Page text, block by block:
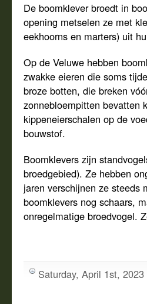
De boomklever broedt in
opening metselen ze met
eekhoorns en marters) uit
Op de Veluwe hebben
zwakke eieren die soms
broze botten, die breken
zonnebloempitten bevatten
kippeneierschalen op de
bouwstof.
Boomklevers zijn
broedgebied). Ze hebben
jaren verschijnen ze
boomklevers nog schaars,
onregelmatige broedvogel.
Saturday, April 1st, 2023